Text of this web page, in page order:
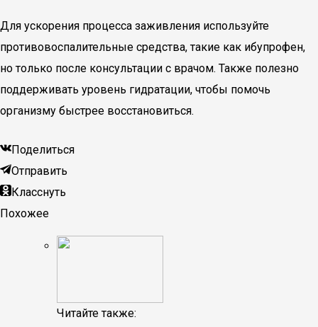
Для ускорения процесса заживления используйте
противовоспалительные средства, такие как ибупрофен,
но только после консультации с врачом. Также полезно
поддерживать уровень гидратации, чтобы помочь
организму быстрее восстановиться.
Поделиться
Отправить
Класснуть
Похожее
Читайте также: